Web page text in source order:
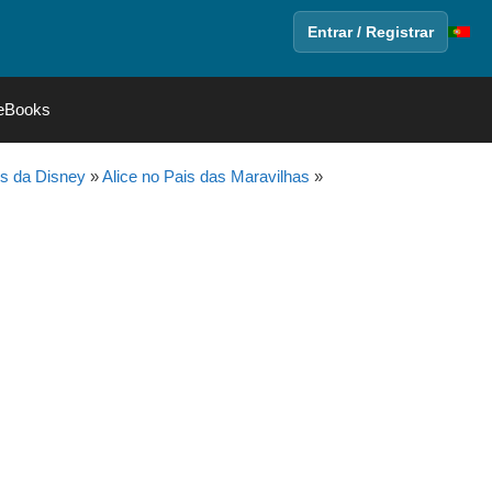
Entrar / Registrar
da Disney»Alice no Pais das Maravilhas »